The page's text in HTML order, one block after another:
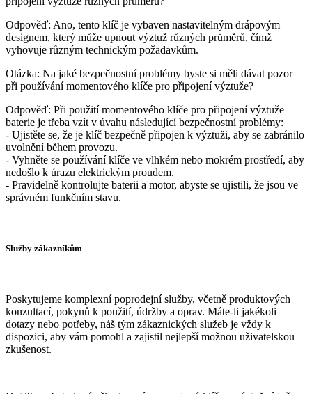
Odpověď: Ano, tento klíč je vybaven nastavitelným drápovým
designem, který může upnout výztuž různých průměrů, čímž
vyhovuje různým technickým požadavkům.
Otázka: Na jaké bezpečnostní problémy byste si měli dávat pozor
při používání momentového klíče pro připojení výztuže?
Odpověď: Při použití momentového klíče pro připojení výztuže
baterie je třeba vzít v úvahu následující bezpečnostní problémy:
- Ujistěte se, že je klíč bezpečně připojen k výztuži, aby se zabránilo
uvolnění během provozu.
- Vyhněte se používání klíče ve vlhkém nebo mokrém prostředí, aby
nedošlo k úrazu elektrickým proudem.
- Pravidelně kontrolujte baterii a motor, abyste se ujistili, že jsou ve
správném funkčním stavu.
Služby zákazníkům
Poskytujeme komplexní poprodejní služby, včetně produktových
konzultací, pokynů k použití, údržby a oprav. Máte-li jakékoli
dotazy nebo potřeby, náš tým zákaznických služeb je vždy k
dispozici, aby vám pomohl a zajistil nejlepší možnou uživatelskou
zkušenost.